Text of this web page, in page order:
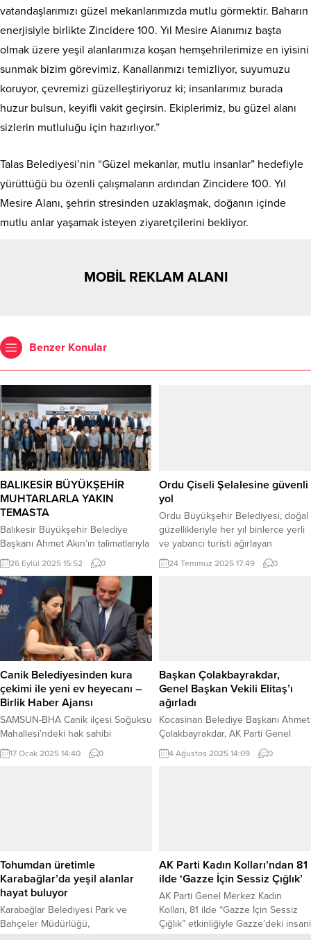
vatandaşlarımızı güzel mekanlarımızda mutlu görmektir. Baharın
enerjisiyle birlikte Zincidere 100. Yıl Mesire Alanımız başta
olmak üzere yeşil alanlarımıza koşan hemşehrilerimize en iyisini
sunmak bizim görevimiz. Kanallarımızı temizliyor, suyumuzu
koruyor, çevremizi güzelleştiriyoruz ki; insanlarımız burada
huzur bulsun, keyifli vakit geçirsin. Ekiplerimiz, bu güzel alanı
sizlerin mutluluğu için hazırlıyor.”
Talas Belediyesi’nin “Güzel mekanlar, mutlu insanlar” hedefiyle
yürüttüğü bu özenli çalışmaların ardından Zincidere 100. Yıl
Mesire Alanı, şehrin stresinden uzaklaşmak, doğanın içinde
mutlu anlar yaşamak isteyen ziyaretçilerini bekliyor.
MOBİL REKLAM ALANI
Benzer Konular
BALIKESİR BÜYÜKŞEHİR
MUHTARLARLA YAKIN
TEMASTA
Balıkesir Büyükşehir Belediye
Başkanı Ahmet Akın’ın talimatlarıyla
il merkezinden kırsala uzanan her
mahallenin ihtiyaçları birer birer
çözüme kavuşuyor. Bu kapsamda
her ilçede mahalle muhtarlarıyla
buluşan Balıkesir Büyükşehir
Belediyesi, Dursunbey ilçesindeki
muhtarlarla yönetişim toplantısında
bir araya geldi. Kent genelinde il
merkezinden kırsala kadar her
mahalleye hiçbir ayrım yapmadan,
eşit ve adil...
26 Eylül 2025 15:52 0
Ordu Çiseli Şelalesine güvenli
yol
Ordu Büyükşehir Belediyesi, doğal
güzellikleriyle her yıl binlerce yerli
ve yabancı turisti ağırlayan
bölgelere ulaşımı kolaylaştırmak ve
güvenli hale getirmek amacıyla
ve Yeşilköy bağlantı...
24 Temmuz 2025 17:49 0
Canik Belediyesinden kura
çekimi ile yeni ev heyecanı –
Birlik Haber Ajansı
SAMSUN-BHA Canik ilçesi Soğuksu
Mahallesi’ndeki hak sahibi
vatandaşlar yeni evlerine kavuştu.
Canik Belediyesi‘nin Merkezi
töreninin ardından, Soğuksu
Mahallesi’ndeki hak sahibi
vatandaşların yeni konutları
belirlendi. Soğuksu Mahallesi’ndeki
hak sahibi vatandaşlar için
üçüncüsü...
17 Ocak 2025 14:40 0
Başkan Çolakbayrakdar,
Genel Başkan Vekili Elitaş’ı
ağırladı
Kocasinan Belediye Başkanı Ahmet
Çolakbayrakdar, AK Parti Genel
Başkan Vekili Mustafa Elitaş’ı,
Kayseri’nin en büyük sosyal tesisi
Başkan Vekili Elitaş, “Aile
bireylerine sıcak bir ortam sunan
Kocasinan...
4 Ağustos 2025 14:09 0
Tohumdan üretimle
Karabağlar’da yeşil alanlar
hayat buluyor
Karabağlar Belediyesi Park ve
Bahçeler Müdürlüğü,
AK Parti Kadın Kolları’ndan 81
ilde ‘Gazze İçin Sessiz Çığlık’
AK Parti Genel Merkez Kadın
Kolları, 81 ilde “Gazze İçin Sessiz
Çığlık” etkinliğiyle Gazze’deki insani